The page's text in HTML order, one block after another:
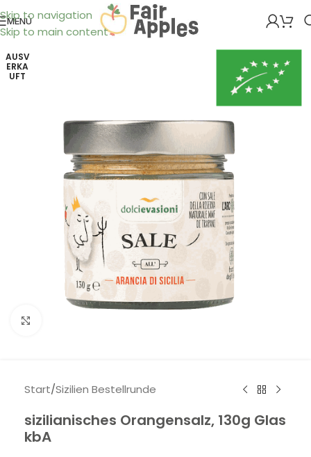
Skip to navigation
Skip to main content
MENÜ
AUSV
ERKA
UFT
Start/Sizilien Bestellrunde
sizilianisches Orangensalz, 130g Glas
kbA